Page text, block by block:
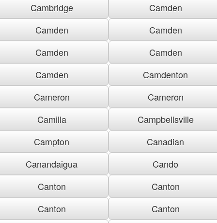
Cambridge
Camden
Camden
Camden
Camden
Camden
Camden
Camdenton
Cameron
Cameron
Camilla
Campbellsville
Campton
Canadian
Canandaigua
Cando
Canton
Canton
Canton
Canton